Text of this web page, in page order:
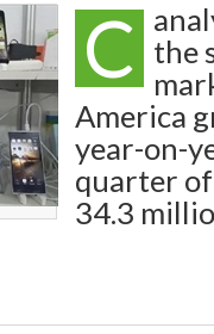
C the
America
year-on-
quarter
34.3